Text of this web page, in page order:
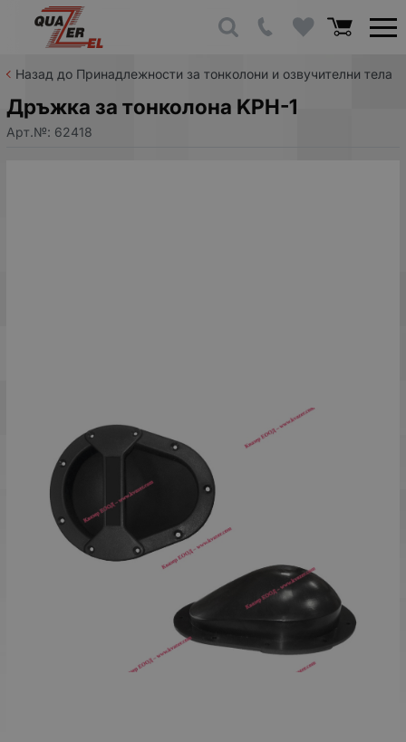
Назад до Принадлежности за тонколони и озвучителни тела
Дръжка за тонколона KPH-1
Арт.№: 62418